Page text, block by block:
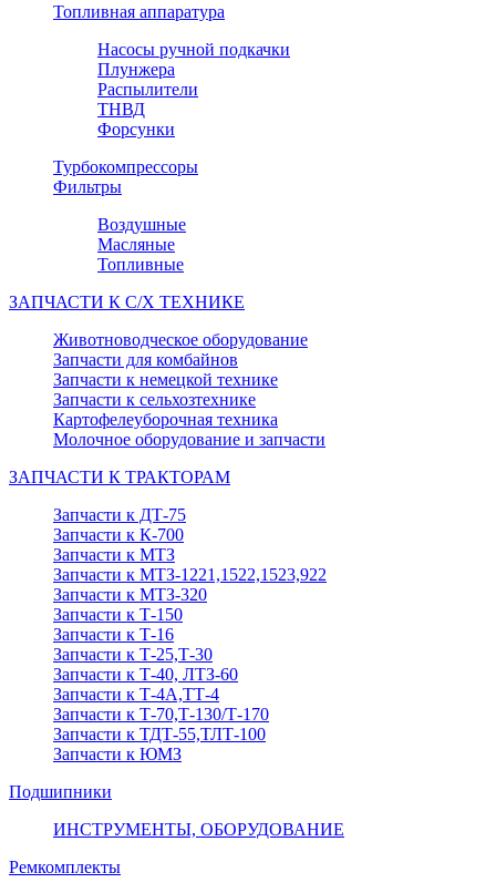
Топливная аппаратура
Насосы ручной подкачки
Плунжера
Распылители
ТНВД
Форсунки
Турбокомпрессоры
Фильтры
Воздушные
Масляные
Топливные
ЗАПЧАСТИ К С/Х ТЕХНИКЕ
Животноводческое оборудование
Запчасти для комбайнов
Запчасти к немецкой технике
Запчасти к сельхозтехнике
Картофелеуборочная техника
Молочное оборудование и запчасти
ЗАПЧАСТИ К ТРАКТОРАМ
Запчасти к ДТ-75
Запчасти к К-700
Запчасти к МТЗ
Запчасти к МТЗ-1221,1522,1523,922
Запчасти к МТЗ-320
Запчасти к Т-150
Запчасти к Т-16
Запчасти к Т-25,Т-30
Запчасти к Т-40, ЛТЗ-60
Запчасти к Т-4А,ТТ-4
Запчасти к Т-70,Т-130/Т-170
Запчасти к ТДТ-55,ТЛТ-100
Запчасти к ЮМЗ
Подшипники
ИНСТРУМЕНТЫ, ОБОРУДОВАНИЕ
Ремкомплекты